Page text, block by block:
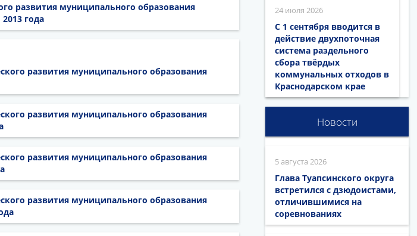
развития муниципального образования
года
развития муниципального образования
развития муниципального образования
развития муниципального образования
развития муниципального образования
24 июля 2026
С 1 сентября вводится в
действие двухпоточная
система раздельного
сбора твёрдых
коммунальных отходов в
Краснодарском крае
Новости
5 августа 2026
Глава Туапсинского округа
встретился с дзюдоистами,
отличившимися на
соревнованиях